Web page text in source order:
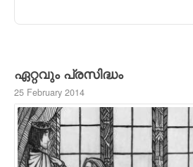
ഏറ്റവും പ്രസിദ്ധം
25 February 2014